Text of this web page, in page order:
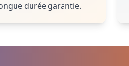
durée garantie.